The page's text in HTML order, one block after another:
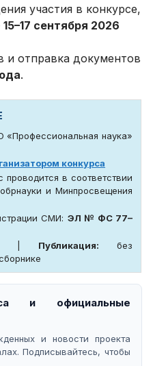
участия в конкурсе,
15–17 сентября 2026
отправка документов
.
«Профессиональная наука»
конкурса
проводится в соответствии
и Минпросвещения
СМИ: ЭЛ № ФС 77–
| Публикация: без
и официальные
и новости проекта
Подписывайтесь, чтобы